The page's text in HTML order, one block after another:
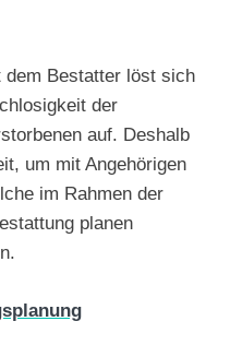
dem Bestatter löst sich
der
auf. Deshalb
um mit Angehörigen
im Rahmen der
planen